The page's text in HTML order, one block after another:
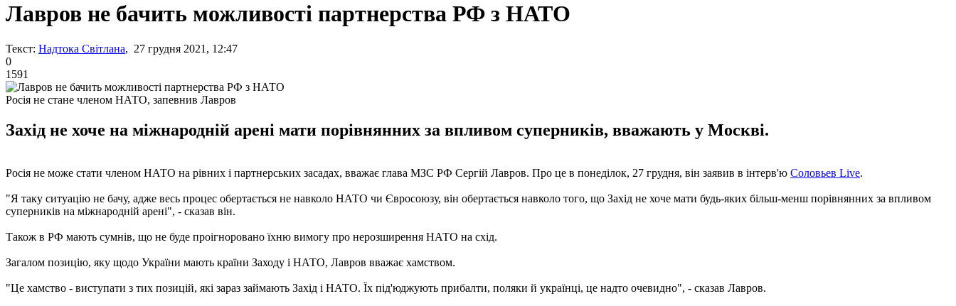
Лавров не бачить можливості партнерства РФ з НАТО
Текст: Надтока Світлана, 27 грудня 2021, 12:47
0
1591
Росія не стане членом НАТО, запевнив Лавров
Захід не хоче на міжнародній арені мати порівнянних за впливом суперників, вважають у Москві.
Росія не може стати членом НАТО на рівних і партнерських засадах, вважає глава МЗС РФ Сергій Лавров. Про це в понеділок, 27 грудня, він заявив в інтерв'ю Соловьев Live.
"Я таку ситуацію не бачу, адже весь процес обертається не навколо НАТО чи Євросоюзу, він обертається навколо того, що Захід не хоче мати будь-яких більш-менш порівнянних за впливом
суперників на міжнародній арені", - сказав він.
Також в РФ мають сумнів, що не буде проігноровано їхню вимогу про нерозширення НАТО на схід.
Загалом позицію, яку щодо України мають країни Заходу і НАТО, Лавров вважає хамством.
"Це хамство - виступати з тих позицій, які зараз займають Захід і НАТО. Їх під'юджують прибалти, поляки й українці, це надто очевидно", - сказав Лавров.